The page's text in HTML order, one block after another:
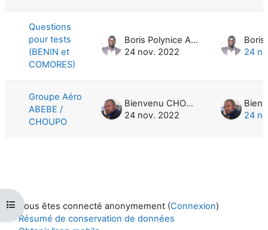
Ouvrir l’index du cours
Questions
pour tests
(BENIN et
COMORES)
Boris Polynice Anato
24 nov. 2022
24
Groupe Aéro
ABEBE /
CHOUPO
Bienvenu CHOUPO KENMOGNE
24 nov. 2022
24
Vous êtes connecté anonymement (Connexion)
Résumé de conservation de données